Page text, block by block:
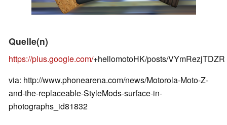
Quelle(n)
https://plus.google.com/+hellomotoHK/posts/VYmRezjTDZR
via: http://www.phonearena.com/news/Motorola-Moto-Z-
and-the-replaceable-StyleMods-surface-in-
photographs_id81832